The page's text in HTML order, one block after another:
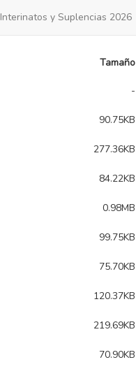
y Suplencias 2026
Tamaño
-
90.75KB
277.36KB
84.22KB
0.98MB
99.75KB
75.70KB
120.37KB
219.69KB
70.90KB